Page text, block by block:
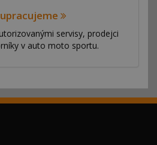
servisy, prodejci
v auto moto sportu.